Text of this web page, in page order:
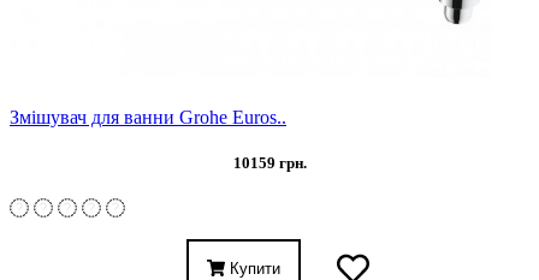
Змішувач для ванни Grohe Euros..
10159 грн.
Купити